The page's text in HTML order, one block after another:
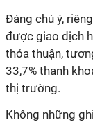
Đáng chú ý,
được giao dịch
thỏa thuận,
33,7% thanh
thị trường.
Không những